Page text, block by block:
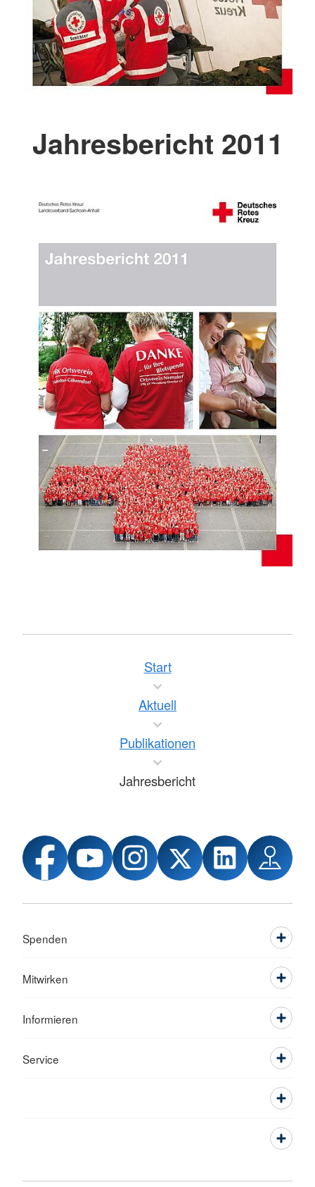
Jahresbericht 2011
Start
Aktuell
Publikationen
Jahresbericht
Spenden
Mitwirken
Informieren
Service